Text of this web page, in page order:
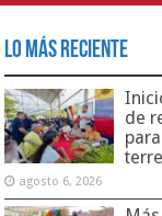
Lo Más Reciente
de
agosto 6, 2026